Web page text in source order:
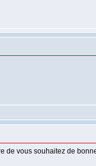
de vous souhaitez de